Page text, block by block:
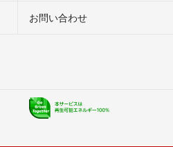
お問い合わせ